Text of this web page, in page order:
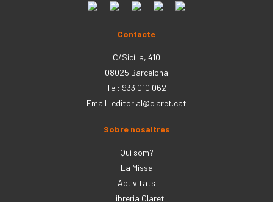
Contacte
C/Sicília, 410
08025 Barcelona
Tel: 933 010 062
Email: editorial@claret.cat
Sobre nosaltres
Qui som?
La Missa
Activitats
Llibreria Claret